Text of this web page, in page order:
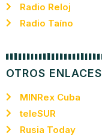
Radio Reloj
Radio Taíno
OTROS ENLACES
MINRex Cuba
teleSUR
Rusia Today